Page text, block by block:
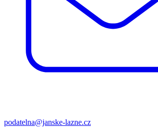
podatelna@janske-lazne.cz